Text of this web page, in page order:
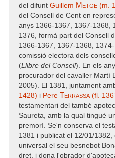
del difunt Guillem Metge (m.
del Consell de Cent en
anys 1366-1367, 1367-1368,
1376, formà part del Consell
1366-1367, 1367-1368,
comissió electora dels
(Llibre del Consell). En els
procurador del cavaller Martí
2005). El 1381, juntament
1428) i Pere Terrassa(fl.
testamentari del també
Saureta, amb la qual tingué
premorí. Se'n conserva el
1381 i publicat el 12/01/
universal el seu besnebot
dret, i dona l'obrador